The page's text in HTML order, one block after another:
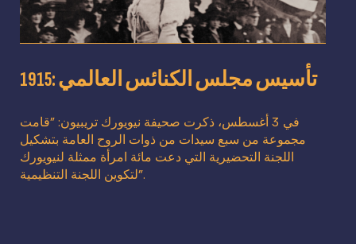
1915: تأسيس مجلس الكنائس العالمي
في 3 أغسطس، ذكرت صحيفة نيويورك تريبيون: "قامت
مجموعة من سبع سيدات من ذوات الروح العامة بتشكيل
اللجنة التحضيرية التي دعت مائة امرأة ممثلة لنيويورك
لتكوين اللجنة التنظيمية".